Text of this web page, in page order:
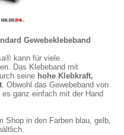
Gewebeklebeband
kann für viele
Das Klebeband mit
seine hohe Klebkraft,
. Obwohl das Gewebeband von
ganz einfach mit der Hand
Shop in den Farben blau, gelb,